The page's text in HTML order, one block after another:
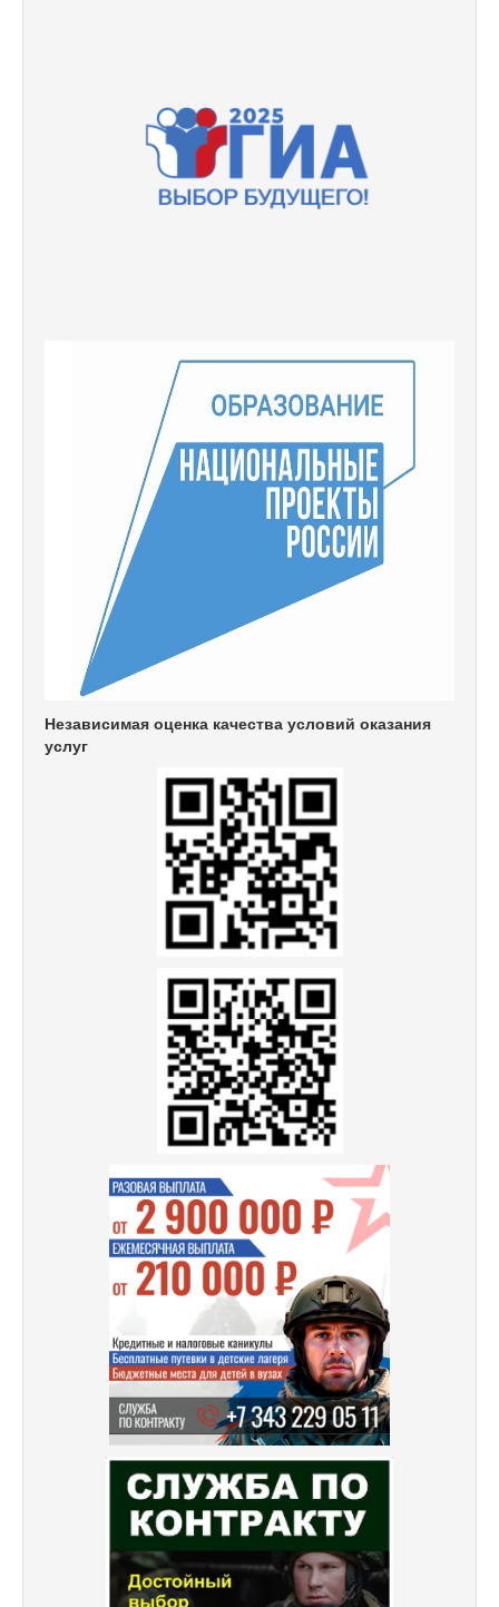
Независимая оценка качества условий оказания
услуг